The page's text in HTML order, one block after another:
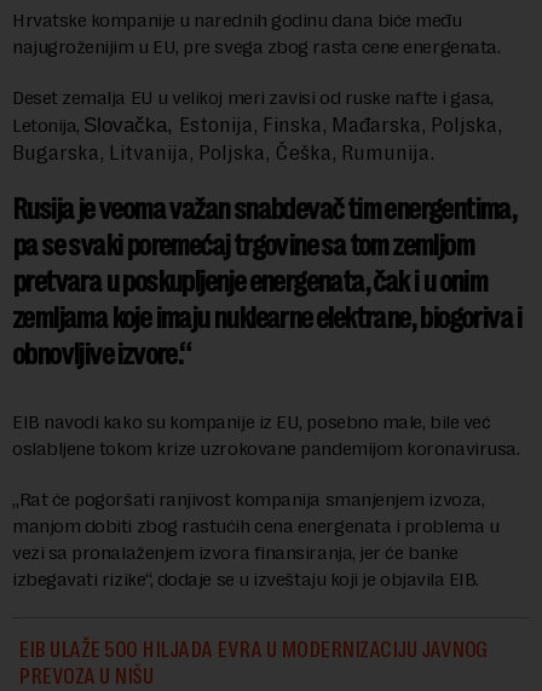
Hrvatske kompanije u narednih godinu dana biće među
najugroženijim u EU, pre svega zbog rasta cene energenata.
Deset zemalja EU u velikoj meri zavisi od ruske nafte i gasa,
Letonija, Slovačka, Estonija, Finska, Mađarska, Poljska,
Bugarska, Litvanija, Poljska, Češka, Rumunija.
Rusija je veoma važan snabdevač tim energentima,
pa se svaki poremećaj trgovine sa tom zemljom
pretvara u poskupljenje energenata, čak i u onim
zemljama koje imaju nuklearne elektrane, biogoriva i
obnovljive izvore.
EIB navodi kako su kompanije iz EU, posebno male, bile već
oslabljene tokom krize uzrokovane pandemijom koronavirusa.
„Rat će pogoršati ranjivost kompanija smanjenjem izvoza,
manjom dobiti zbog rastućih cena energenata i problema u
vezi sa pronalaženjem izvora finansiranja, jer će banke
izbegavati rizike“, dodaje se u izveštaju koji je objavila EIB.
EIB ULAŽE 500 HILJADA EVRA U MODERNIZACIJU JAVNOG
PREVOZA U NIŠU